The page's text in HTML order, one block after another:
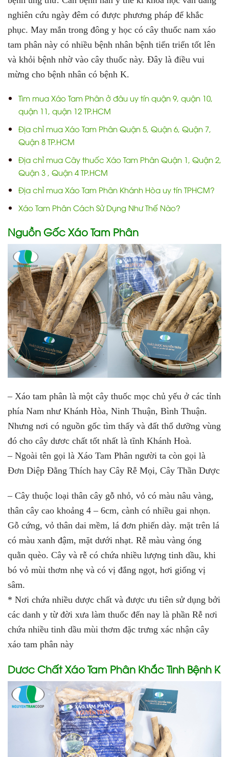
nghiên cứu ngày đêm có được phương pháp để khắc
phục. May mắn trong đông y học có cây thuốc nam xáo
tam phân này có nhiều bệnh nhân bệnh tiến triển tốt lên
và khỏi bệnh nhờ vào cây thuốc này. Đây là điều vui
mừng cho bệnh nhân có bệnh K.
Tìm mua Xáo Tam Phân ở đâu uy tín quận 9, quận 10,
quận 11, quận 12 TP.HCM
Địa chỉ mua Xáo Tam Phân Quận 5, Quận 6, Quận 7,
Quận 8 TP.HCM
Địa chỉ mua Cây thuốc Xáo Tam Phân Quận 1, Quận 2,
Quận 3 , Quận 4 TP.HCM
Địa chỉ mua Xáo Tam Phân Khánh Hòa uy tín TPHCM?
Xáo Tam Phân Cách Sử Dụng Như Thế Nào?
Nguồn Gốc Xáo Tam Phân
– Xáo tam phân là một cây thuốc mọc chủ yếu ở các tỉnh
phía Nam như Khánh Hòa, Ninh Thuận, Bình Thuận.
Nhưng nơi có nguồn gốc tìm thấy và đất thổ dưỡng vùng
đó cho cây dươc chất tốt nhất là tĩnh Khánh Hoà.
– Ngoài tên gọi là Xáo Tam Phân người ta còn gọi là
Đơn Diệp Đằng Thích hay Cây Rễ Mọi, Cây Thần Dược
– Cây thuộc loại thân cây gỗ nhỏ, vỏ có màu nâu vàng,
thân cây cao khoảng 4 – 6cm, cành có nhiều gai nhọn.
Gỗ cứng, vỏ thân dai mềm, lá đơn phiến dày. mặt trên lá
có màu xanh đậm, mặt dưới nhạt. Rễ màu vàng óng
quằn quèo. Cây và rễ có chứa nhiều lượng tinh dầu, khi
bó vỏ mùi thơm nhẹ và có vị đắng ngọt, hơi giống vị
sâm.
* Nơi chứa nhiều dược chất và được ưu tiên sử dụng bởi
các danh y từ đời xưa làm thuốc đến nay là phần Rễ nơi
chứa nhiều tinh dầu mùi thơm đặc trưng xác nhận cây
xáo tam phân này
Dươc Chất Xáo Tam Phân Khắc Tinh Bệnh K